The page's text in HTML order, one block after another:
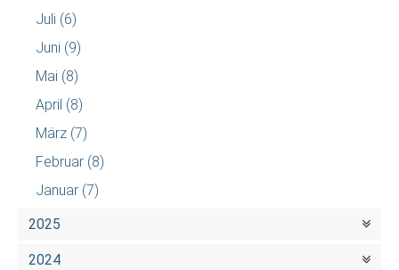
Juli (6)
Juni (9)
Mai (8)
April (8)
März (7)
Februar (8)
Januar (7)
2025
2024